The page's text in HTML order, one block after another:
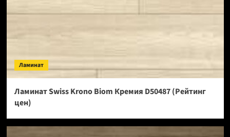
Ламинат
Ламинат Swiss Krono Biom Кремия D50487 (Рейтинг
цен)